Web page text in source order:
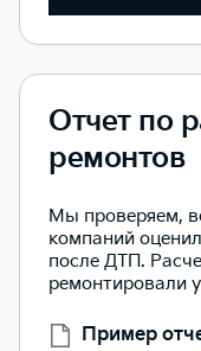
Отчет по
ремонтов
Мы проверяем,
компаний
после ДТП.
ремонтировали
Пример